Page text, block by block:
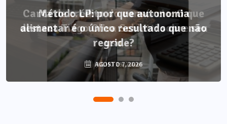
Método LP: por que autonomia
alimentar é o único resultado que não
regride?
AGOSTO 7, 2026